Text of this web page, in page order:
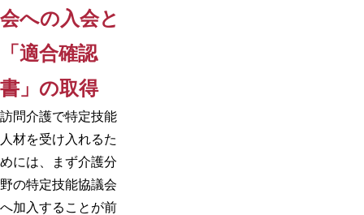
会への入会と
「適合確認
書」の取得
訪問介護で特定技能
人材を受け入れるた
めには、まず介護分
野の特定技能協議会
へ加入することが前